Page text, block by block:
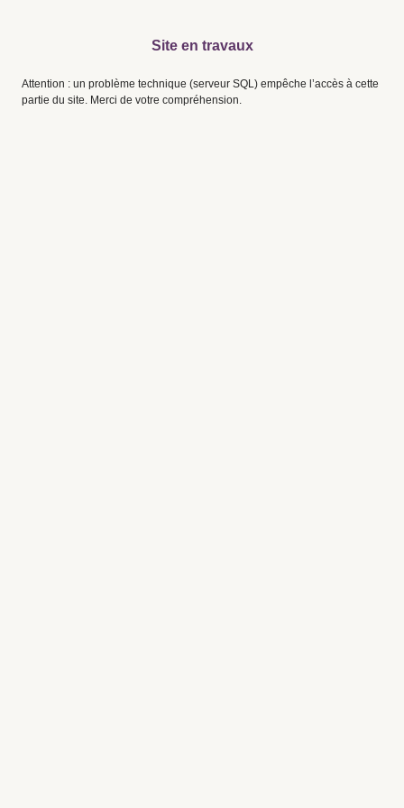
Site en travaux
Attention : un problème technique (serveur SQL) empêche l’accès à cette
partie du site. Merci de votre compréhension.